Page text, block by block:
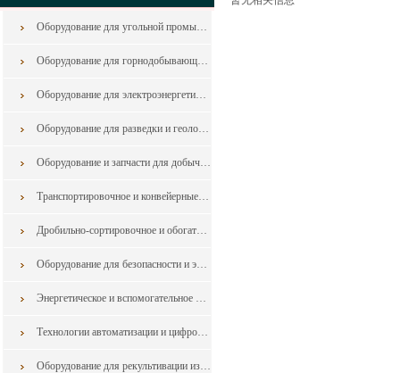
Оборудование для угольной промышленности из Китая
Оборудование для горнодобывающей промышленности из Китая
Оборудование для электроэнергетики из Китая
Оборудование для разведки и геологоразведки и запчасти в горной промышленности из китая
Оборудование и запчасти для добычи в горной промышленности из китая
Транспортировочное и конвейерные оборудование для горной промышленности из китая
Дробильно-сортировочное и обогатительное оборудование для горной промышленности из китая
Оборудование для безопасности и экологии для горной промышленности из китая
Энергетическое и вспомогательное оборудование из китая
Технологии автоматизации и цифровизации для горной промышленности из Китая
Оборудование для рекультивации из Китая